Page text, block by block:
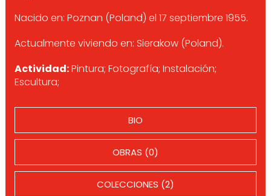
Nacido en: Poznan (Poland) el 17 septiembre 1955.
Actualmente viviendo en: Sierakow (Poland).
Actividad:Pintura; Fotografía; Instalación;
Escultura;
BIO
OBRAS (0)
COLECCIONES (2)